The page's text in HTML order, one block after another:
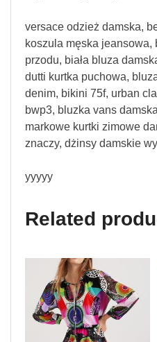
versace odzież damska,
koszula męska jeansowa,
przodu, biała bluza
dutti kurtka puchowa,
denim, bikini 75f, urban
bwp3, bluzka vans
markowe kurtki zimowe
znaczy, dżinsy damskie
yyyyy
Related